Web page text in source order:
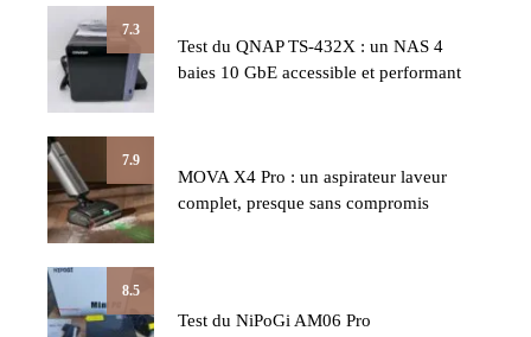
7.3
Test du QNAP TS-432X : un NAS 4
baies 10 GbE accessible et performant
7.9
MOVA X4 Pro : un aspirateur laveur
complet, presque sans compromis
8.5
Test du NiPoGi AM06 Pro